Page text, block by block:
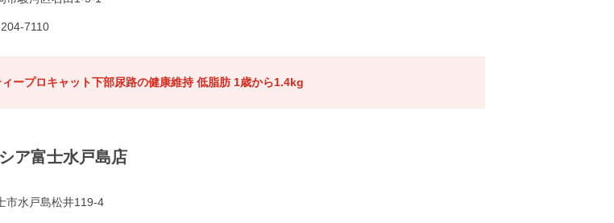
7110
ィープロキャット下部尿路の健康維持 低脂肪 1歳から1.4kg
ア富士水戸島店
市水戸島松井119-4